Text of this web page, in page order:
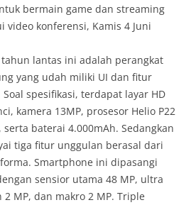
bermain game dan streaming
video konferensi, Kamis 4 Juni
lantas ini adalah perangkat
yang udah miliki UI dan fitur
spesifikasi, terdapat layar HD
kamera 13MP, prosesor Helio P22
serta baterai 4.000mAh. Sedangkan
tiga fitur unggulan berasal dari
Smartphone ini dipasangi
sensior utama 48 MP, ultra
MP, dan makro 2 MP. Triple